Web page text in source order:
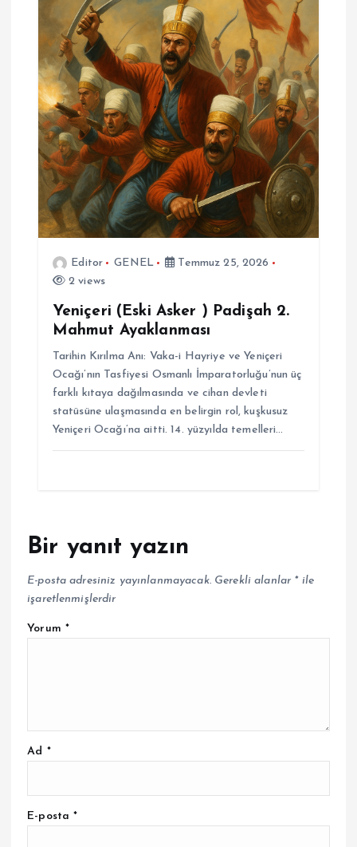
Editor GENEL
Temmuz 25, 2026
2 views
Yeniçeri (Eski Asker ) Padişah 2.
Mahmut Ayaklanması
Tarihin Kırılma Anı: Vaka-i Hayriye ve Yeniçeri
Ocağı’nın Tasfiyesi Osmanlı İmparatorluğu’nun üç
farklı kıtaya dağılmasında ve cihan devleti
statüsüne ulaşmasında en belirgin rol, kuşkusuz
Yeniçeri Ocağı’na aitti. 14. yüzyılda temelleri…
Bir yanıt yazın
E-posta adresiniz yayınlanmayacak. Gerekli alanlar *ile
işaretlenmişlerdir
Yorum *
Ad *
E-posta*